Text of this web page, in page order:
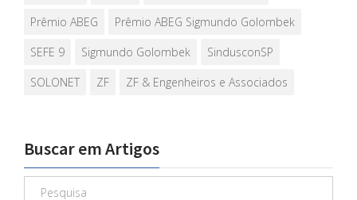
Prêmio ABEG
Prêmio ABEG Sigmundo Golombek
SEFE 9
Sigmundo Golombek
SindusconSP
SOLONET
ZF ZF & Engenheiros e Associados
Buscar em Artigos